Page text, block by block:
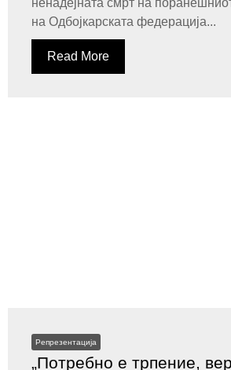
ненадејната смрт на
на Одбојкарската федерација...
Read More
Репрезентација
„Потребно е трпение,